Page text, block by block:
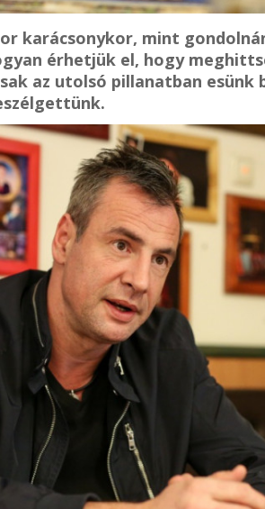
karácsonykor, mint
érhetjük el, hogy
az utolsó pillanatban esünk